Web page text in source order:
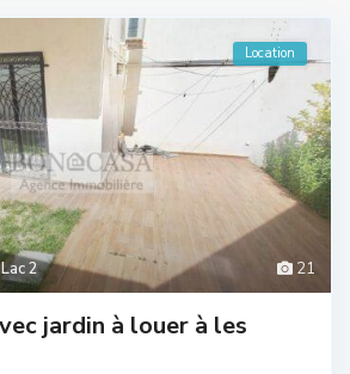
21
2
Location
jardin à louer à les